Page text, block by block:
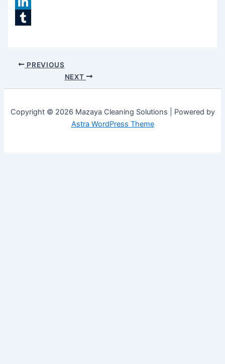
LinkedIn
PREVIOUS
NEXT
Copyright © 2026 Mazaya Cleaning Solutions | Powered by
Astra WordPress Theme